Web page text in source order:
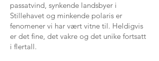
passatvind, synkende landsbyer i
Stillehavet og minkende polaris er
fenomener vi har vært vitne til. Heldigvis
er det fine, det vakre og det unike fortsatt
i flertall.